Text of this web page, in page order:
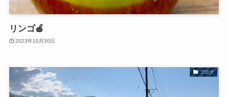
リンゴ🍎
2023年10月30日
ブログ